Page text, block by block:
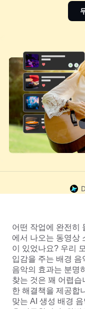
어떤 작업에 완전히
에서 나오는 동영상
이 있었나요? 우리
입감을 주는 배경 음
음악의 효과는 분명
찾는 것은 꽤 어렵습
한 해결책을 제공합
맞는 AI 생성 배경